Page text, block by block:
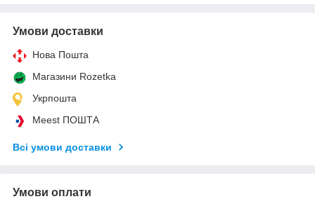
Умови доставки
Нова Пошта
Магазини Rozetka
Укрпошта
Meest ПОШТА
Всі умови доставки
Умови оплати